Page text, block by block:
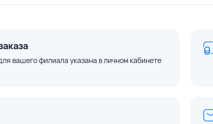
вашего филиала указана в личном кабинете